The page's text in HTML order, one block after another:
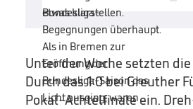
Unter der Woche setzten
Durch das 1:0 bei Greuther
Pokal-Achtelfinale ein.